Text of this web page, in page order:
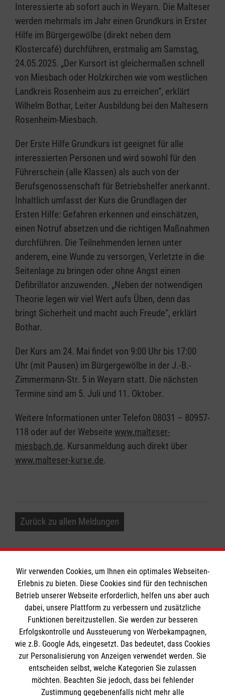
Interessierte ab sofort auch in Weyarn. Die Malteser
werden mehrmals im Jahr einen Grundkurs in Erster
Hilfe im Bürgergewölbe (direkt neben dem
Klostercafé) durchführen, erstmalig am Samstag,
24.05.2025. „Der Kursort ist gleichermaßen schnell
von Miesbach oder Holzkirchen wie vom westlichen
Landkreis Rosenheim aus zu erreichen“, erklärt
Wilhelm Bothar, Leiter Ausbildung bei den Maltesern
Rosenheim-Miesbach.
Der Erste Hilfe Grundkurs ist geeignet für alle
interessierten Personen und wird sowohl für den
Führerschein (alle Klassen) als auch von der
Berufsgenossenschaft für Betriebshelfer anerkannt.
Inhaltlich umfasst der Kurs die Grundlagen der
Ersten Hilfe: Gefahren erkennen und einschätzen,
einen Notruf absetzen und die richtigen Maßnahmen
durchführen. Die Teilnehmenden lernen unter
anderem, eine Wunde zu versorgen, Verletzte in die
Seitenlage zu bringen oder ohne Angst einen
Defibrillator anzuwenden. „Neben der notwendigen
Theorie legen wir viel Wert aufs Üben, denn das
bringt Sicherheit und macht auch Freude“, erklärt
Bothar.
Der Kurs am 24. Mai findet von 9:00 Uhr bis 17:00
Uhr (mit Pausen) im Bürgergewölbe in der J.-B.-
Zimmermann-Str. 5 in Weyarn statt. Die nächsten
Termine sind am 5. Juli und 11. Oktober.
Weitere Informationen unter Telefon 08031 – 80957-
118 oder auf der Webseite www.malteser-
miesbach.de. Kursanmeldung auch direkt über
www.malteser-kurse.de.
Zurück zu allen Meldungen
Informationen
Impressum
Datenschutz
Kontakt
Barrierefreiheit
Die Malteser
Malteser in Deutschland
Wir verwenden Cookies, um Ihnen ein optimales Webseiten-
Erlebnis zu bieten. Diese Cookies sind für den technischen
Betrieb unserer Webseite erforderlich, helfen uns aber auch
dabei, unsere Plattform zu verbessern und zusätzliche
Funktionen bereitzustellen. Sie werden zur besseren
Erfolgskontrolle und Aussteuerung von Werbekampagnen,
wie z.B. Google Ads, eingesetzt. Das bedeutet, dass Cookies
zur Personalisierung von Anzeigen verwendet werden. Sie
entscheiden selbst, welche Kategorien Sie zulassen
möchten. Beachten Sie jedoch, dass bei fehlender
Zustimmung gegebenenfalls nicht mehr alle